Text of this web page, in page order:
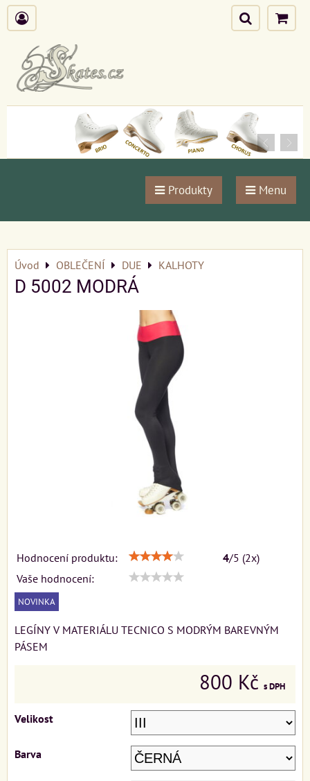
Produkty Menu
Úvod OBLEČENÍ DUE KALHOTY
D 5002 MODRÁ
Hodnocení produktu: 4/5 (2x)
Vaše hodnocení:
NOVINKA
LEGÍNY V MATERIÁLU TECNICO S MODRÝM BAREVNÝM
PÁSEM
800 Kč s DPH
Velikost
Barva